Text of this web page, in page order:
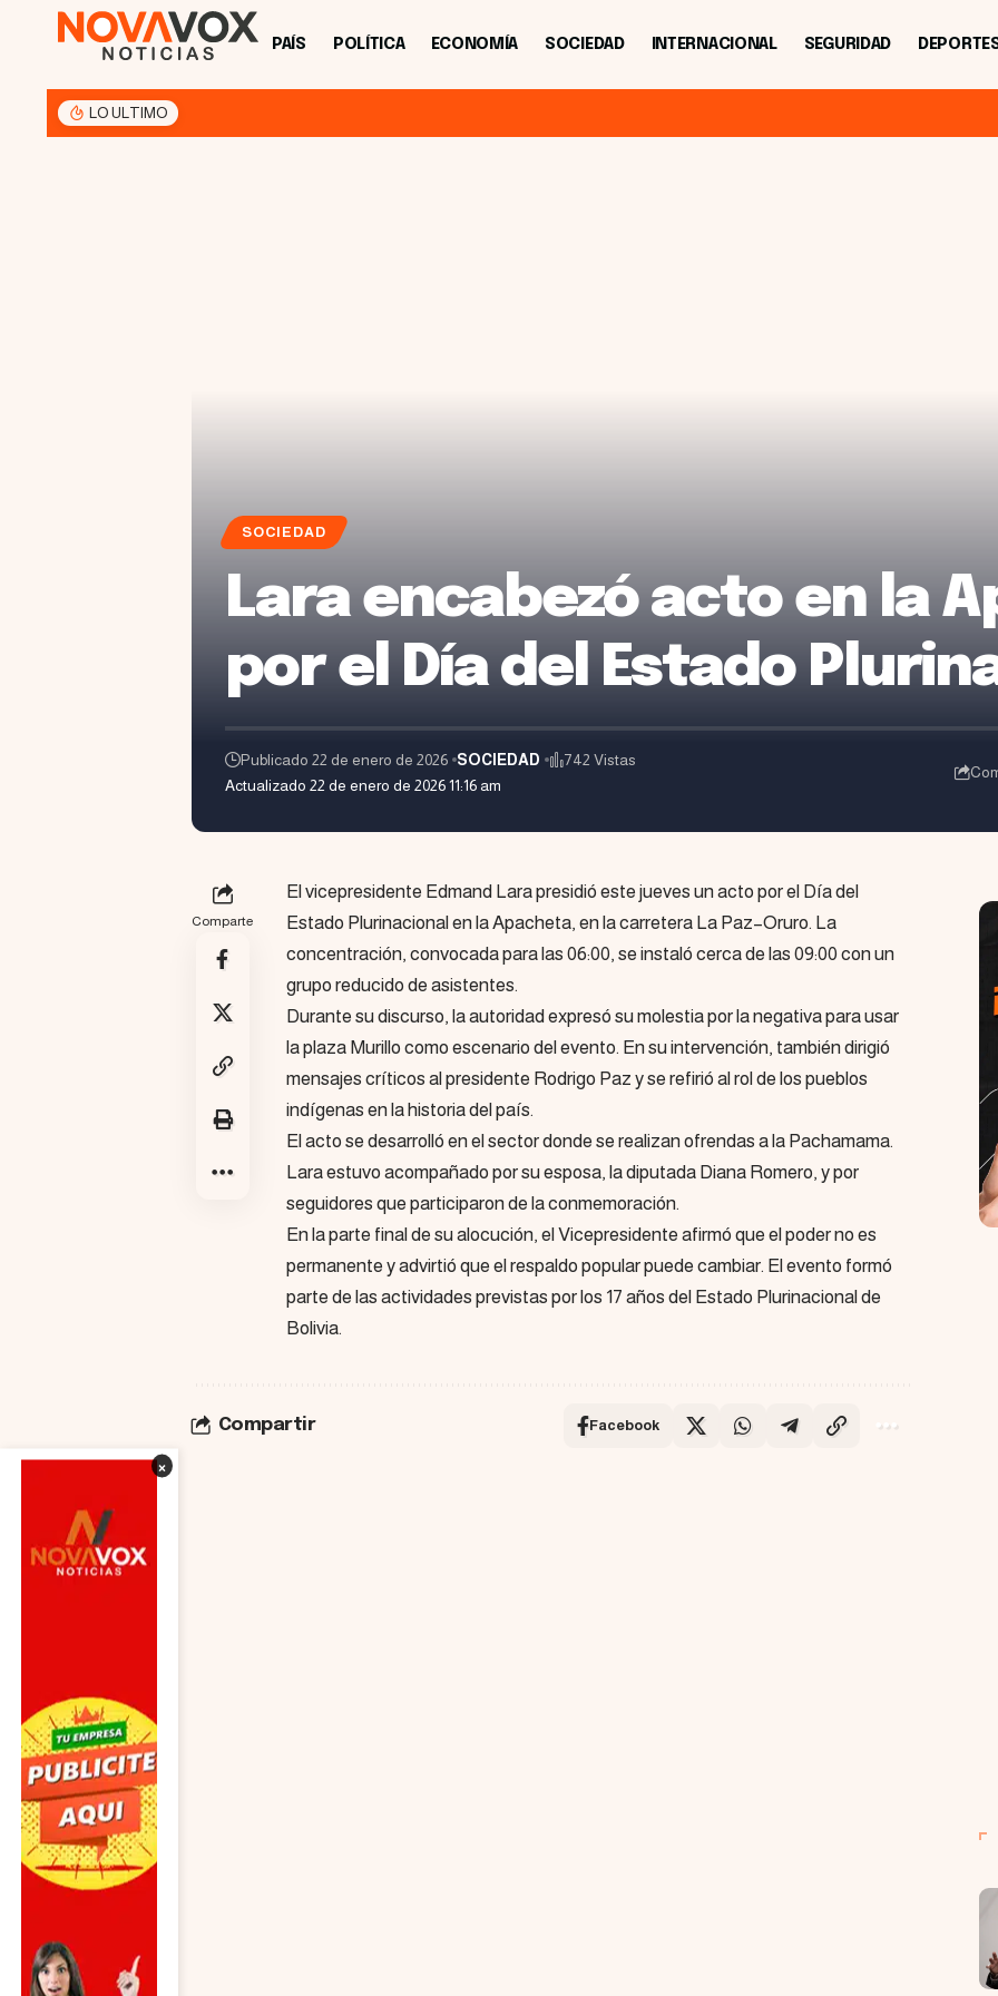
×
PAÍS POLÍTICA ECONOMÍA SOCIEDAD INTERNACIONAL SEGURIDAD
LO ULTIMO
SOCIEDAD
Lara encabezó acto en la
por el Día del Estado
Actualizado 22 de enero de 2026 11:16 am
Publicado 22 de enero de 2026 SOCIEDAD 742 Vistas
Comparte
El vicepresidente Edmand Lara presidió este jueves un acto por el Día del
Estado Plurinacional en la Apacheta, en la carretera La Paz–Oruro. La
concentración, convocada para las 06:00, se instaló cerca de las 09:00 con un
grupo reducido de asistentes.
Durante su discurso, la autoridad expresó su molestia por la negativa para usar
la plaza Murillo como escenario del evento. En su intervención, también dirigió
mensajes críticos al presidente Rodrigo Paz y se refirió al rol de los pueblos
indígenas en la historia del país.
El acto se desarrolló en el sector donde se realizan ofrendas a la Pachamama.
Lara estuvo acompañado por su esposa, la diputada Diana Romero, y por
seguidores que participaron de la conmemoración.
En la parte final de su alocución, el Vicepresidente afirmó que el poder no es
permanente y advirtió que el respaldo popular puede cambiar. El evento formó
parte de las actividades previstas por los 17 años del Estado Plurinacional de
Bolivia.
Compartir Facebook